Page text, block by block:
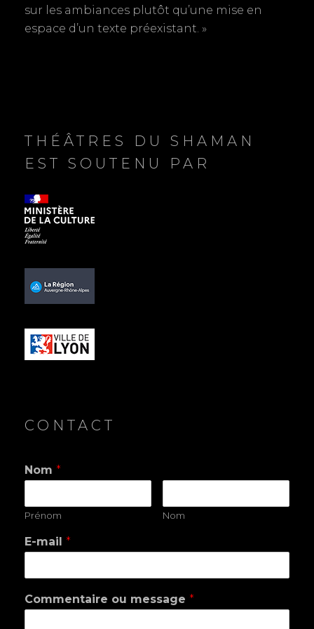
t
e
sur les ambiances plutôt qu’une mise en
espace d’un texte préexistant. »
THÉÂTRES DU SHAMAN
EST SOUTENU PAR
CONTACT
Nom *
Prénom Nom
E-mail *
Commentaire ou message *